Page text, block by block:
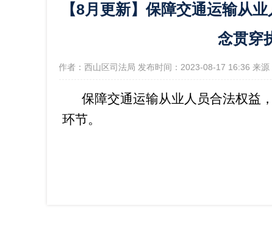
政府信
【8月更新】保障交通运输从
念贯穿
[作者：西山区司法局 发布时间：2023-08-17 16:36 来
保障交通运输从业人员合法权益
环节。